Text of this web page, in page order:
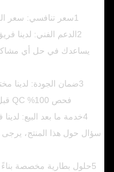
1سعر تنافسي: سعر المصنع، يمكننا أن نقدم لك المزيد من الخصم
يساعدك في حل أي
3ضمان الجودة: لدينا
فحص 100% QC قبل التسليم ، ويمكننا توفير تقارير الاختبار لك.
4خدمة ما بعد البيع:
سؤال حول هذا المنتج، يرجى